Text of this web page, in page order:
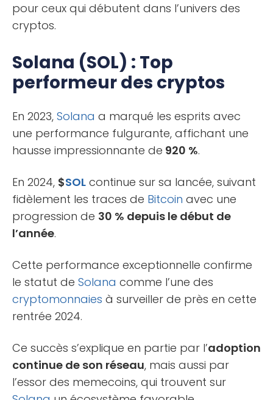
pour ceux qui débutent dans l’univers des
cryptos.
Solana (SOL) : Top
performeur des cryptos
En 2023, Solana a marqué les esprits avec
une performance fulgurante, affichant une
hausse impressionnante de 920 %.
En 2024, $SOL continue sur sa lancée, suivant
fidèlement les traces de Bitcoin avec une
progression de 30 % depuis le début de
l’année.
Cette performance exceptionnelle confirme
le statut de Solana comme l’une des
cryptomonnaies à surveiller de près en cette
rentrée 2024.
Ce succès s’explique en partie par l’adoption
continue de son réseau, mais aussi par
l’essor des memecoins, qui trouvent sur